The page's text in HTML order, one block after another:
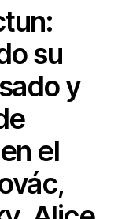
su
y
el